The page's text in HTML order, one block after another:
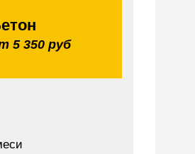
5 350 руб